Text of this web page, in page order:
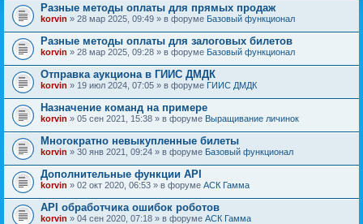
Разные методы оплаты для прямых продаж
korvin » 28 мар 2025, 09:49 » в форуме Базовый функционал
Разные методы оплаты для залоговых билетов
korvin » 28 мар 2025, 09:28 » в форуме Базовый функционал
Отправка аукциона в ГИИС ДМДК
korvin » 19 июл 2024, 07:05 » в форуме ГИИС ДМДК
Назначение команд на примере
korvin » 05 сен 2021, 15:38 » в форуме Выращивание личинок
Многократно невыкупленные билеты
korvin » 30 янв 2021, 09:24 » в форуме Базовый функционал
Дополнительные функции API
korvin » 02 окт 2020, 06:53 » в форуме АСК Гамма
API обработчика ошибок роботов
korvin » 04 сен 2020, 07:18 » в форуме АСК Гамма